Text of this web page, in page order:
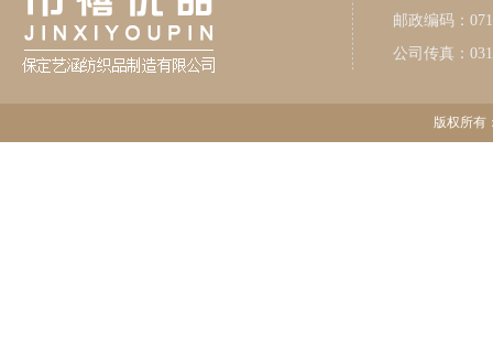
邮政编码：
公司传真：
版权所有